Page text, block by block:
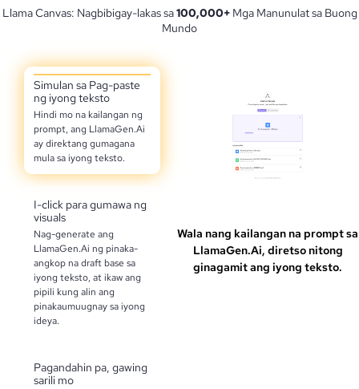
Llama Canvas: Nagbibigay-lakas sa100,000+ Mga Manunulat sa Buong
Mundo
Simulan sa Pag-paste
ng iyong teksto
Hindi mo na kailangan ng
prompt, ang LlamaGen.Ai
ay direktang gumagana
mula sa iyong teksto.
I-click para gumawa ng
visuals
Nag-generate ang
LlamaGen.Ai ng pinaka-
angkop na draft base sa
iyong teksto, at ikaw ang
pipili kung alin ang
pinakaumuugnay sa iyong
ideya.
Pagandahin pa, gawing
sarili mo
Wala nang kailangan na prompt sa
LlamaGen.Ai, diretso nitong
ginagamit ang iyong teksto.